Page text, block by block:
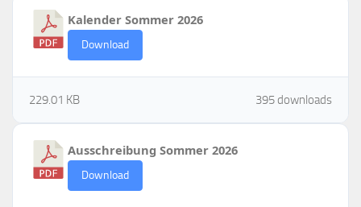
Kalender Sommer 2026
Download
395 downloads
229.01 KB
Ausschreibung Sommer 2026
Download